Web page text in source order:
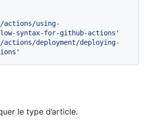
actions/using-
syntax-for-github-actions'
actions/deployment/deploying-
le type d’article.